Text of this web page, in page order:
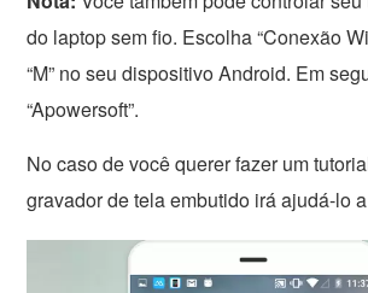
do laptop sem fio. Escolha “Conexão
“M” no seu dispositivo Android. Em
“Apowersoft”.
No caso de você querer fazer um
gravador de tela embutido irá ajudá-lo